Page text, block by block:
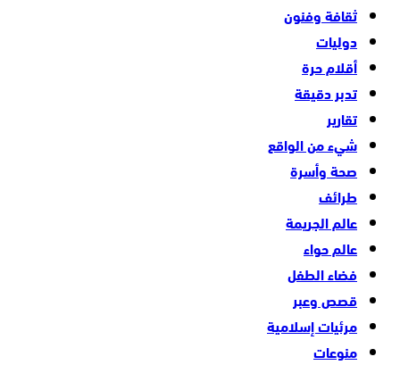
ثقافة وفنون
دوليات
أقلام حرة
تدبر دقيقة
تقارير
شيء من الواقع
صحة وأسرة
طرائف
عالم الجريمة
عالم حواء
فضاء الطفل
قصص وعبر
مرئيات إسلامية
منوعات